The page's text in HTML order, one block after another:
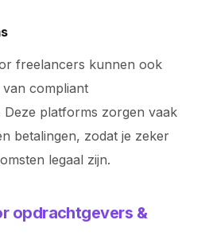
freelancers kunnen ook
compliant
platforms zorgen vaak
betalingen, zodat je zeker
legaal zijn.
opdrachtgevers &